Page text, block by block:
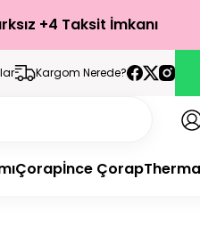
+4 Taksit İmkanı
Kargom Nerede?
Çorapİnce Çorap